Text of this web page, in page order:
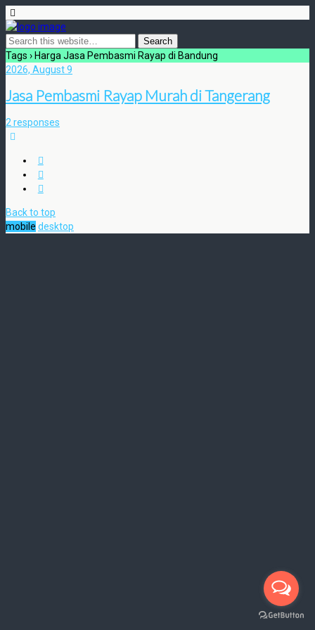
Tags › Harga Jasa Pembasmi Rayap di Bandung
2026, August 9
Jasa Pembasmi Rayap Murah di Tangerang
2 responses
Back to top
mobile desktop